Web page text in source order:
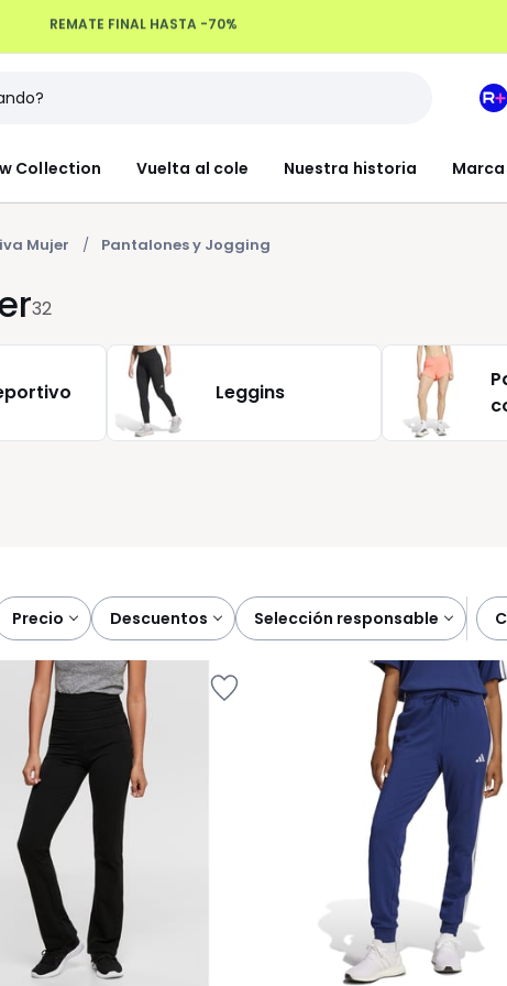
Devoluciones hasta 100 días
Collection Vuelta al cole Nuestra historia
Mi
Mujer Pantalones y Jogging
32
Leggins
precio descuentos selección responsable